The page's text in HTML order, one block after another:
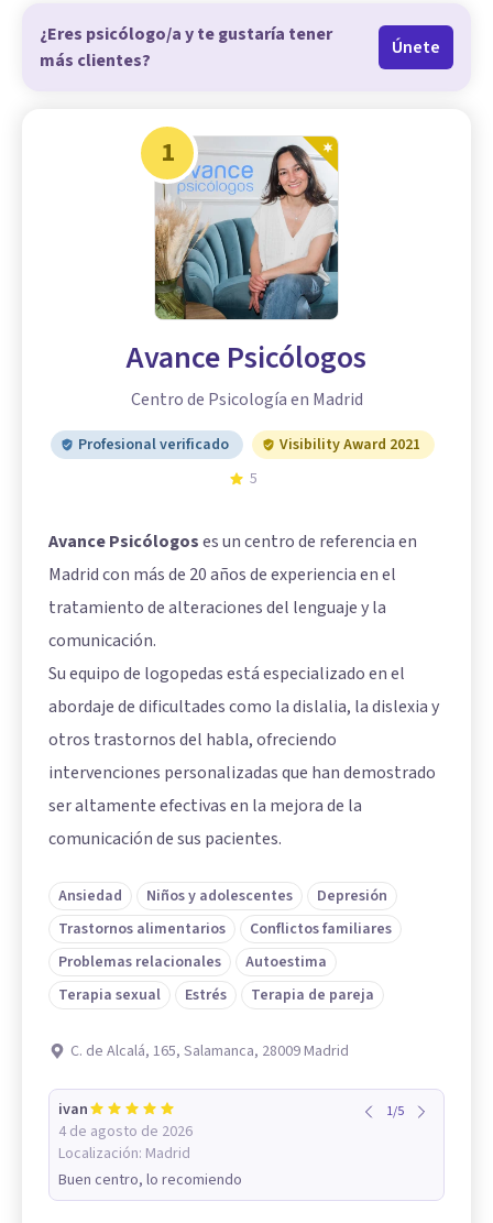
¿Eres psicólogo/a y te gustaría tener
más clientes?
Únete
1
Avance Psicólogos
Centro de Psicología en Madrid
Profesional verificado
Visibility Award 2021
5
Avance Psicólogoses un centro de referencia en
Madrid con más de 20 años de experiencia en el
tratamiento de alteraciones del lenguaje y la
comunicación.
Su equipo de logopedas está especializado en el
abordaje de dificultades como la dislalia, la dislexia y
otros trastornos del habla, ofreciendo
intervenciones personalizadas que han demostrado
ser altamente efectivas en la mejora de la
comunicación de sus pacientes.
Ansiedad Niños y adolescentes
Depresión
Trastornos alimentarios
Conflictos familiares
Problemas relacionales
Autoestima
Terapia sexual
Estrés Terapia de pareja
C. de Alcalá, 165, Salamanca, 28009 Madrid
ivan
4 de agosto de 2026
Localización: Madrid
1/5
Buen centro, lo recomiendo